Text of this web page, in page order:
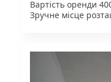
Деталі за
Вартість оренди
Зручне місце